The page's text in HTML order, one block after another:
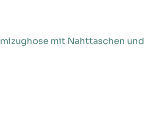
mit Nahttaschen und